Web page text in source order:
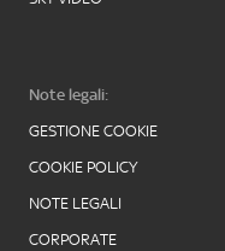
Note legali:
GESTIONE COOKIE
COOKIE POLICY
NOTE LEGALI
CORPORATE